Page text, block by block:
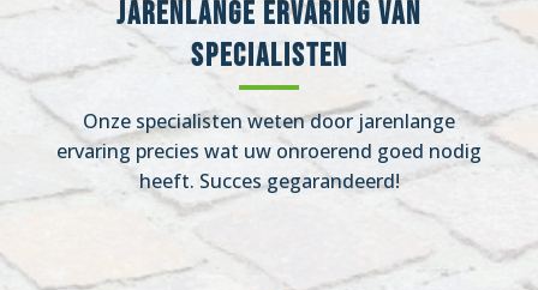
Jarenlange ervaring van
specialisten
Onze specialisten weten door jarenlange
ervaring precies wat uw onroerend goed nodig
heeft. Succes gegarandeerd!